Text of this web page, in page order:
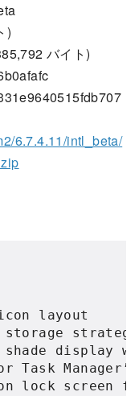
)
バイト)
6.7.4.11/intl_beta/
icon layout
storage
display
Task
lock screen